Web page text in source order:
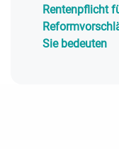
Rentenpflicht
Sie bedeuten